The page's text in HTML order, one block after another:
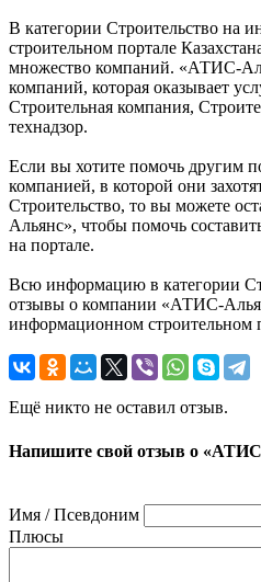
В категории Строительство на
строительном портале
множество компаний. «АТИС-
компаний, которая оказывает
Строительная компания,
технадзор.
Если вы хотите помочь другим
компанией, в которой они
Строительство, то вы можете
Альянс», чтобы помочь
на портале.
Всю информацию в категории
отзывы о компании «АТИС-
информационном строительном
Ещё никто не оставил отзыв.
Напишите свой отзыв о
Имя / Псевдоним
Плюсы